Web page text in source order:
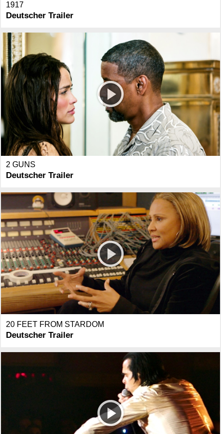
1917
Deutscher Trailer
2 GUNS
Deutscher Trailer
20 FEET FROM STARDOM
Deutscher Trailer